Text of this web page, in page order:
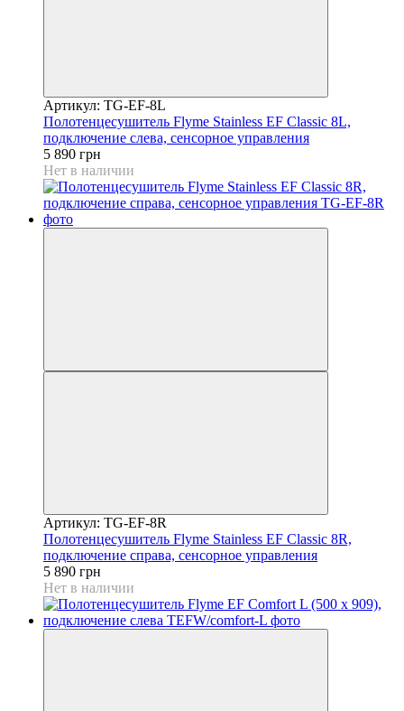
Артикул: TG-EF-8L
Полотенцесушитель Flyme Stainless EF Classic 8L,
подключение слева, сенсорное управления
5 890 грн
Нет в наличии
Артикул: TG-EF-8R
Полотенцесушитель Flyme Stainless EF Classic 8R,
подключение справа, сенсорное управления
5 890 грн
Нет в наличии